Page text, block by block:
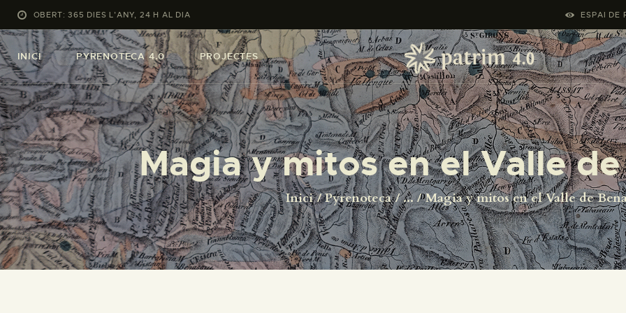
OBERT: 365 DIES L’ANY, 24 H AL DIA ESPAI DE
INICI PYRENOTECA 4.0 PROJECTES
Magia y mitos en el Valle
Inici Pyrenoteca ... Magia y mitos en el Valle de
PYRENOTECA 4.0
PROJECTES
LA XARXA
CONTACTE
PROJECTES